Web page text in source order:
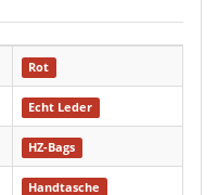
Rot
Echt Leder
HZ-Bags
Handtasche